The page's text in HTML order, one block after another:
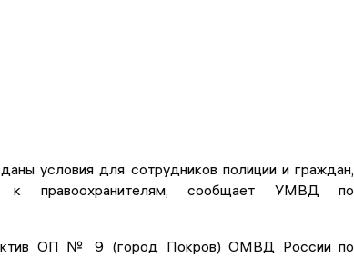
условия для сотрудников полиции и граждан,
к правоохранителям, сообщает УМВД по
ОП № 9 (город Покров) ОМВД России по